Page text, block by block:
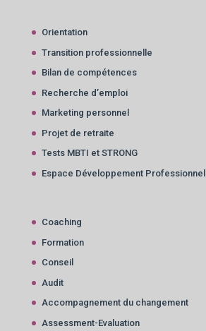
Orientation
Transition professionnelle
Bilan de compétences
Recherche d’emploi
Marketing personnel
Projet de retraite
Tests MBTI et STRONG
Espace Développement Professionnel
Coaching
Formation
Conseil
Audit
Accompagnement du changement
Assessment-Evaluation